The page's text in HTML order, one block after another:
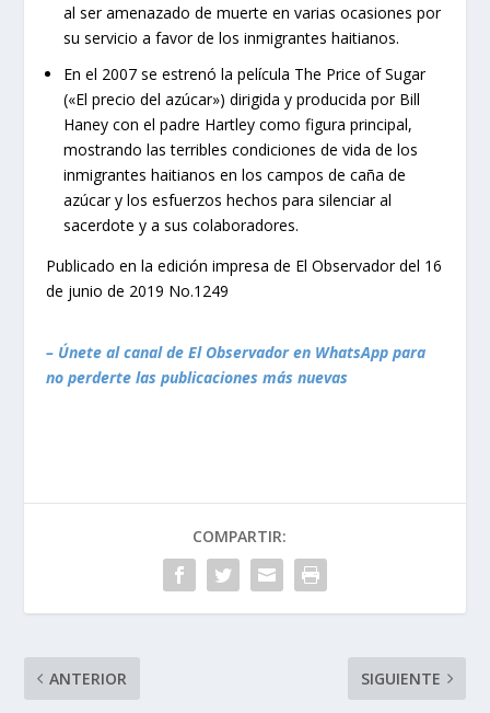
al ser amenazado de muerte en varias ocasiones por
su servicio a favor de los inmigrantes haitianos.
En el 2007 se estrenó la película The Price of Sugar
(«El precio del azúcar») dirigida y producida por Bill
Haney con el padre Hartley como figura principal,
mostrando las terribles condiciones de vida de los
inmigrantes haitianos en los campos de caña de
azúcar y los esfuerzos hechos para silenciar al
sacerdote y a sus colaboradores.
Publicado en la edición impresa de El Observador del 16
de junio de 2019 No.1249
– Únete al canal de El Observador en WhatsApp para
no perderte las publicaciones más nuevas
COMPARTIR:
ANTERIOR SIGUIENTE